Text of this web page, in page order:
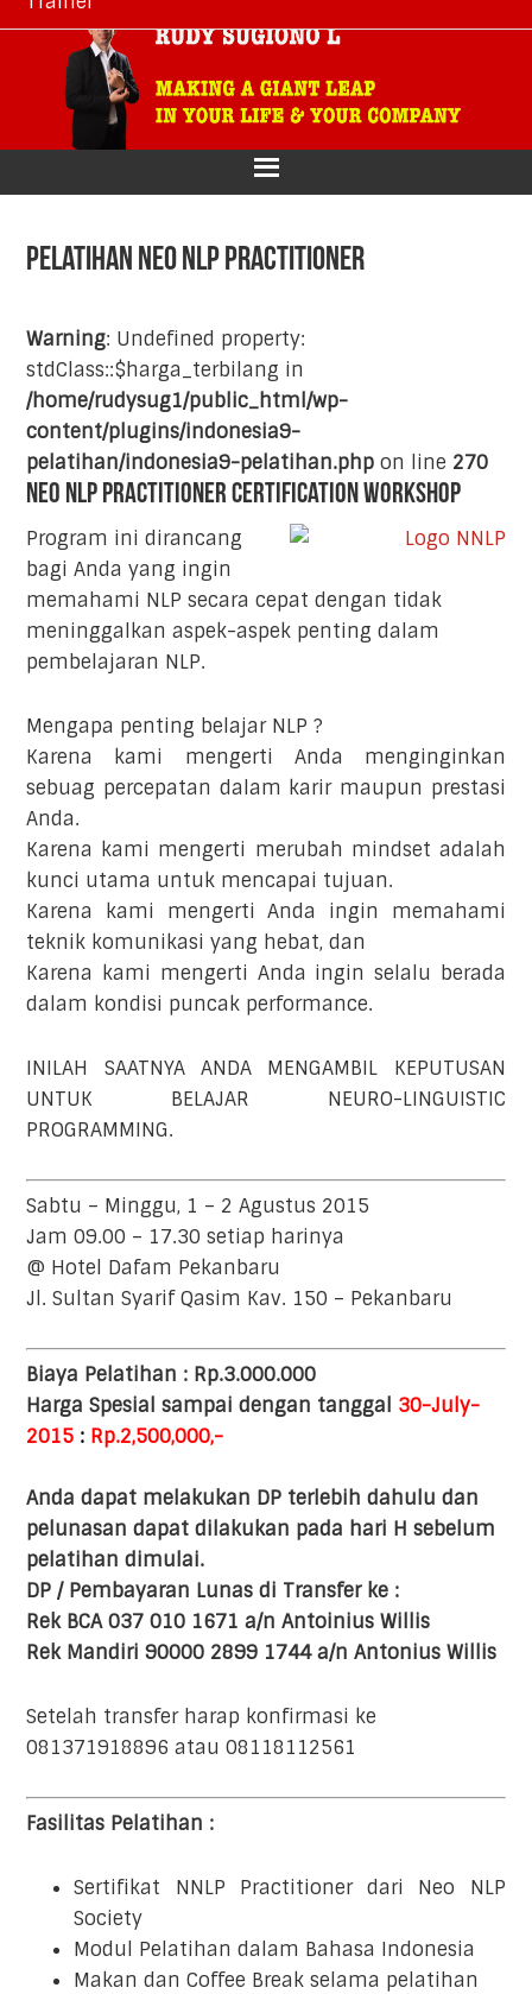
Skip
primary
navigation
Skip
content
Skip
primary
sidebar
Skip
Pelatihan Neo NLP Practitioner
Warning: Undefined property:
stdClass::$harga_terbilang in
/home/rudysug1/public_html/wp-
content/plugins/indonesia9-
pelatihan/indonesia9-pelatihan.php on line 270
Neo NLP Practitioner Certification Workshop
Program ini dirancang
bagi Anda yang ingin
memahami NLP secara cepat dengan tidak
meninggalkan aspek-aspek penting dalam
pembelajaran NLP.
Mengapa penting belajar NLP ?
Karena kami mengerti Anda menginginkan
sebuag percepatan dalam karir maupun prestasi
Anda.
Karena kami mengerti merubah mindset adalah
kunci utama untuk mencapai tujuan.
Karena kami mengerti Anda ingin memahami
teknik komunikasi yang hebat, dan
Karena kami mengerti Anda ingin selalu berada
dalam kondisi puncak performance.
INILAH SAATNYA ANDA MENGAMBIL KEPUTUSAN
UNTUK BELAJAR NEURO-LINGUISTIC
PROGRAMMING.
Sabtu – Minggu, 1 – 2 Agustus 2015
Jam 09.00 – 17.30 setiap harinya
@ Hotel Dafam Pekanbaru
Jl. Sultan Syarif Qasim Kav. 150 – Pekanbaru
Biaya Pelatihan : Rp.3.000.000
Harga Spesial sampai dengan tanggal 30-July-
2015 : Rp.2,500,000,-
Anda dapat melakukan DP terlebih dahulu dan
pelunasan dapat dilakukan pada hari H sebelum
pelatihan dimulai.
DP / Pembayaran Lunas di Transfer ke :
Rek BCA 037 010 1671 a/n Antoinius Willis
Rek Mandiri 90000 2899 1744 a/n Antonius Willis
Setelah transfer harap konfirmasi ke
081371918896 atau 08118112561
Fasilitas Pelatihan :
Sertifikat NNLP Practitioner dari Neo NLP
Society
Modul Pelatihan dalam Bahasa Indonesia
Makan dan Coffee Break selama pelatihan